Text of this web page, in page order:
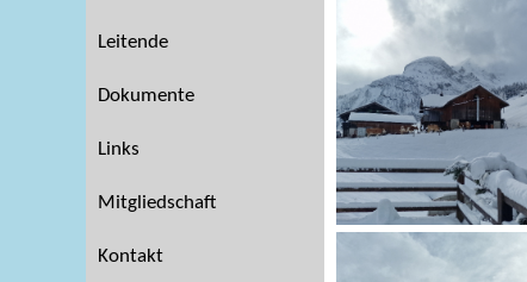
Leitende
Dokumente
Links
Mitgliedschaft
Kontakt